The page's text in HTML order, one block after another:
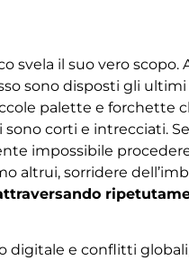
svela il suo vero
sono disposti gli ultimi
palette e forchette
corti e intrecciati.
impossibile
altrui, sorridere
e conflitti